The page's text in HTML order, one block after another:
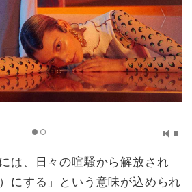
は、日々の喧騒から解放され
にする」という意味が込められ